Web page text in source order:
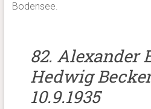
Bodensee.
82. Alexander
Hedwig
10.9.1935